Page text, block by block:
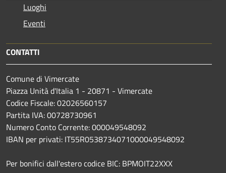
Luoghi
Eventi
CONTATTI
Comune di Vimercate
Piazza Unità d'Italia 1 - 20871 - Vimercate
Codice Fiscale: 02026560157
Partita IVA: 00728730961
Numero Conto Corrente: 000049548092
IBAN per privati: IT55R0538734071000049548092
Per bonifici dall'estero codice BIC: BPMOIT22XXX